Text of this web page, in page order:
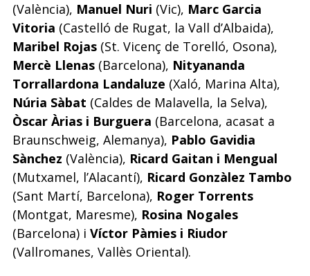
(València), Manuel Nuri (Vic), Marc Garcia
Vitoria (Castelló de Rugat, la Vall d’Albaida),
Maribel Rojas(St. Vicenç de Torelló, Osona),
Mercè Llenas(Barcelona), Nityananda
Torrallardona Landaluze (Xaló, Marina Alta),
Núria Sàbat (Caldes de Malavella, la Selva),
Òscar Àrias i Burguera (Barcelona, acasat a
Braunschweig, Alemanya), Pablo Gavidia
Sànchez (València), Ricard Gaitan i Mengual
(Mutxamel, l’Alacantí), Ricard Gonzàlez Tambo
(Sant Martí, Barcelona), Roger Torrents
(Montgat, Maresme), Rosina Nogales
(Barcelona) i Víctor Pàmies i Riudor
(Vallromanes, Vallès Oriental).